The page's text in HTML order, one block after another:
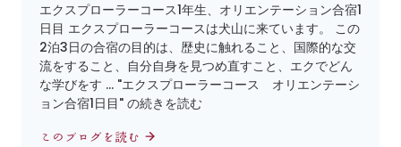
エクスプローラーコース1年生、オリエンテーション合宿1
日目 エクスプローラーコースは犬山に来ています。 この
2泊3日の合宿の目的は、歴史に触れること、国際的な交
流をすること、自分自身を見つめ直すこと、エクでどん
な学びをす … "エクスプローラーコース オリエンテーシ
ョン合宿1日目" の続きを読む
このブログを読む